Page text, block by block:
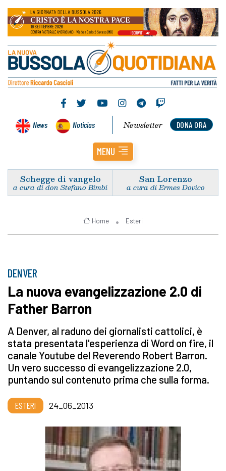
News Noticias DONA ORA
Newsletter
MENU
Schegge di vangelo
a cura di don Stefano Bimbi
San Lorenzo
a cura di Ermes Dovico
Home Esteri
DENVER
La nuova evangelizzazione 2.0 di
Father Barron
A Denver, al raduno dei giornalisti cattolici, è
stata presentata l'esperienza di Word on fire, il
canale Youtube del Reverendo Robert Barron.
Un vero successo di evangelizzazione 2.0,
puntando sul contenuto prima che sulla forma.
ESTERI 24_06_2013